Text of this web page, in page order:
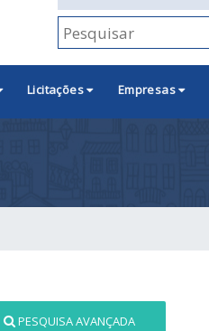
Licitações Empresas
PESQUISA AVANÇADA